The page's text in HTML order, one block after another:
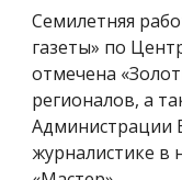
Семилетняя
газеты» по
отмечена
регионалов, а
Администрации
журналистике